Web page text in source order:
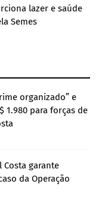
lazer e saúde
Semes
organizado” e
1.980 para forças de
Costa garante
da Operação